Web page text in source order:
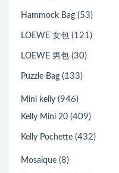
Hammock Bag (53)
LOEWE 女包 (121)
LOEWE 男包 (30)
Puzzle Bag (133)
Mini kelly (946)
Kelly Mini 20 (409)
Kelly Pochette (432)
Mosaique (8)